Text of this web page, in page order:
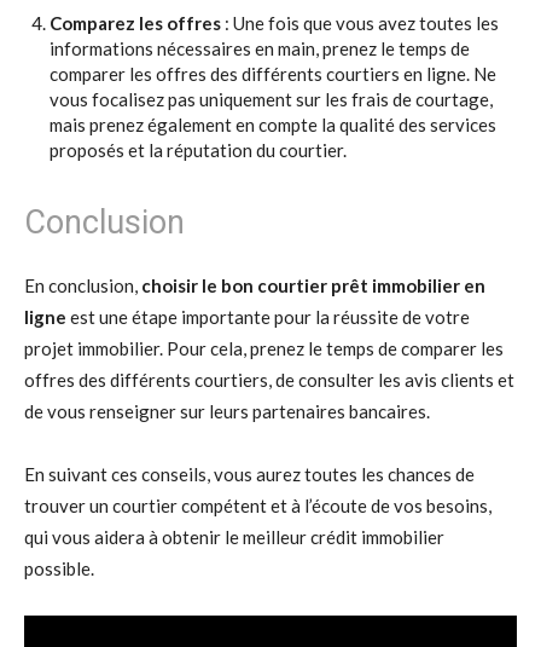
Comparez les offres : Une fois que vous avez toutes les
informations nécessaires en main, prenez le temps de
comparer les offres des différents courtiers en ligne. Ne
vous focalisez pas uniquement sur les frais de courtage,
mais prenez également en compte la qualité des services
proposés et la réputation du courtier.
Conclusion
En conclusion, choisir le bon courtier prêt immobilier en
ligne est une étape importante pour la réussite de votre
projet immobilier. Pour cela, prenez le temps de comparer les
offres des différents courtiers, de consulter les avis clients et
de vous renseigner sur leurs partenaires bancaires.
En suivant ces conseils, vous aurez toutes les chances de
trouver un courtier compétent et à l’écoute de vos besoins,
qui vous aidera à obtenir le meilleur crédit immobilier
possible.